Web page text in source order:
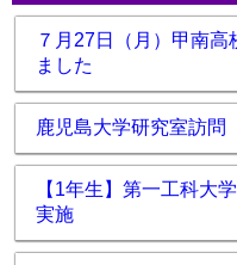
７月27日（月）甲南
ました
鹿児島大学研究室訪問
【1年生】第一工科大
実施